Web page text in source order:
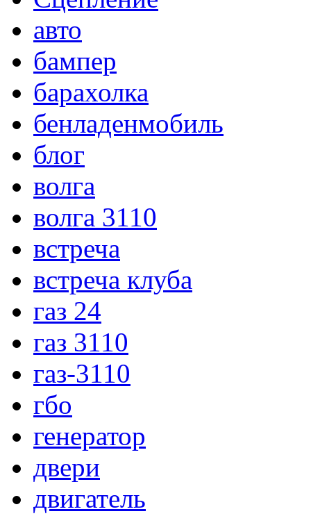
авто
бампер
барахолка
бенладенмобиль
блог
волга
волга 3110
встреча
встреча клуба
газ 24
газ 3110
газ-3110
гбо
генератор
двери
двигатель